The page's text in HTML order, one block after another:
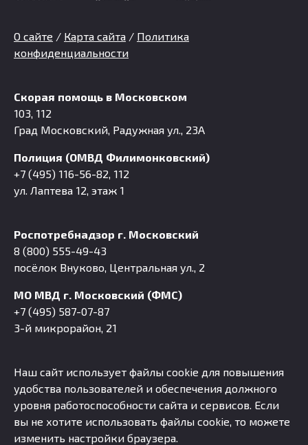
О сайте / Карта сайта / Политика
конфиденциальности
Скорая помощь в Московском
103, 112
Град Московский, Радужная ул., 23А
Полиция (ОМВД Филимонковский)
+7 (495) 116-56-82, 112
ул. Лаптева 12, этаж 1
Роспотребнадзор г. Московский
8 (800) 555-49-43
посёлок Внуково, Центральная ул., 2
МО МВД г. Московский (ФМС)
+7 (495) 587-07-87
3-й микрорайон, 21
Наш сайт использует файлы cookie для повышения
удобства пользователей и обеспечения должного
уровня работоспособности сайта и сервисов. Если
вы не хотите использовать файлы cookie, то можете
изменить настройки браузера.